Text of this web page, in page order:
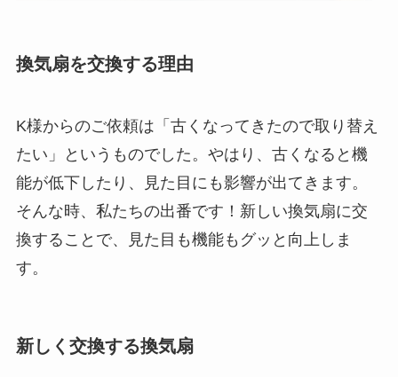
換気扇を交換する理由
K様からのご依頼は「古くなってきたので取り替え
たい」というものでした。やはり、古くなると機
能が低下したり、見た目にも影響が出てきます。
そんな時、私たちの出番です！新しい換気扇に交
換することで、見た目も機能もグッと向上しま
す。
新しく交換する換気扇